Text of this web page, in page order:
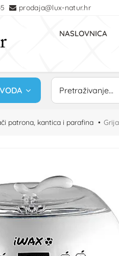
prodaja@lux-natur.hr
NASLOVNICA
patrona, kantica i parafina